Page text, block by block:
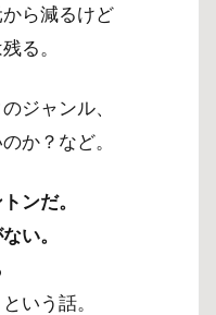
ら減るけど
る。
ジャンル、
か？など。
ンだ。
い。
という話。